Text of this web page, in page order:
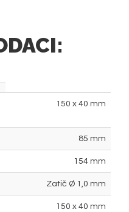
150 x 40 mm
85 mm
154 mm
Zatič Ø 1,0 mm
150 x 40 mm